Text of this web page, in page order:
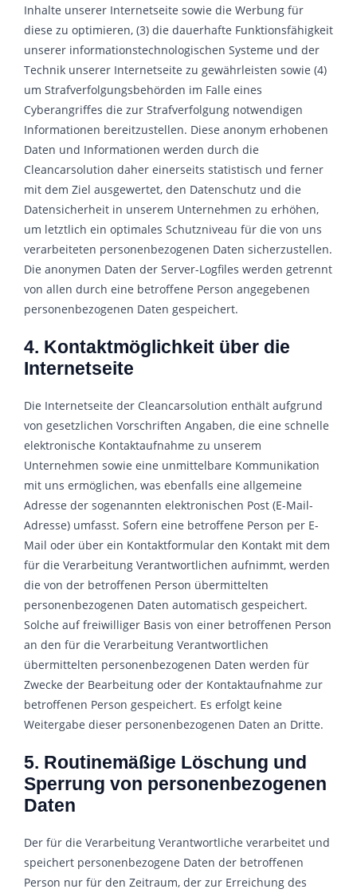
Inhalte unserer Internetseite sowie die Werbung für
diese zu optimieren, (3) die dauerhafte Funktionsfähigkeit
unserer informationstechnologischen Systeme und der
Technik unserer Internetseite zu gewährleisten sowie (4)
um Strafverfolgungsbehörden im Falle eines
Cyberangriffes die zur Strafverfolgung notwendigen
Informationen bereitzustellen. Diese anonym erhobenen
Daten und Informationen werden durch die
Cleancarsolution daher einerseits statistisch und ferner
mit dem Ziel ausgewertet, den Datenschutz und die
Datensicherheit in unserem Unternehmen zu erhöhen,
um letztlich ein optimales Schutzniveau für die von uns
verarbeiteten personenbezogenen Daten sicherzustellen.
Die anonymen Daten der Server-Logfiles werden getrennt
von allen durch eine betroffene Person angegebenen
personenbezogenen Daten gespeichert.
4. Kontaktmöglichkeit über die
Internetseite
Die Internetseite der Cleancarsolution enthält aufgrund
von gesetzlichen Vorschriften Angaben, die eine schnelle
elektronische Kontaktaufnahme zu unserem
Unternehmen sowie eine unmittelbare Kommunikation
mit uns ermöglichen, was ebenfalls eine allgemeine
Adresse der sogenannten elektronischen Post (E-Mail-
Adresse) umfasst. Sofern eine betroffene Person per E-
Mail oder über ein Kontaktformular den Kontakt mit dem
für die Verarbeitung Verantwortlichen aufnimmt, werden
die von der betroffenen Person übermittelten
personenbezogenen Daten automatisch gespeichert.
Solche auf freiwilliger Basis von einer betroffenen Person
an den für die Verarbeitung Verantwortlichen
übermittelten personenbezogenen Daten werden für
Zwecke der Bearbeitung oder der Kontaktaufnahme zur
betroffenen Person gespeichert. Es erfolgt keine
Weitergabe dieser personenbezogenen Daten an Dritte.
5. Routinemäßige Löschung und
Sperrung von personenbezogenen
Daten
Der für die Verarbeitung Verantwortliche verarbeitet und
speichert personenbezogene Daten der betroffenen
Person nur für den Zeitraum, der zur Erreichung des